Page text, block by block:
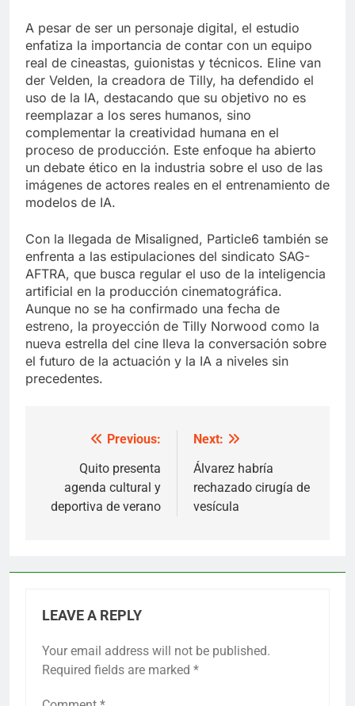
A pesar de ser un personaje digital, el estudio
enfatiza la importancia de contar con un equipo
real de cineastas, guionistas y técnicos. Eline van
der Velden, la creadora de Tilly, ha defendido el
uso de la IA, destacando que su objetivo no es
reemplazar a los seres humanos, sino
complementar la creatividad humana en el
proceso de producción. Este enfoque ha abierto
un debate ético en la industria sobre el uso de las
imágenes de actores reales en el entrenamiento de
modelos de IA.
Con la llegada de Misaligned, Particle6 también se
enfrenta a las estipulaciones del sindicato SAG-
AFTRA, que busca regular el uso de la inteligencia
artificial en la producción cinematográfica.
Aunque no se ha confirmado una fecha de
estreno, la proyección de Tilly Norwood como la
nueva estrella del cine lleva la conversación sobre
el futuro de la actuación y la IA a niveles sin
precedentes.
navigation
Previous:
Quito presenta
agenda cultural y
deportiva de verano
Next:
Álvarez habría
rechazado cirugía de
vesícula
LEAVE A REPLY
Your email address will not be published.
Required fields are marked *